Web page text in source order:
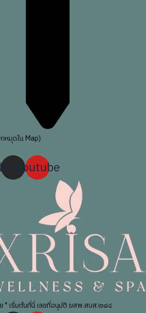
หมุดใน Map)
Youtube
" เริ่มต้นที่นี่ เลขที่อนุมัติ ฆสพ.สบส.๒๘๔